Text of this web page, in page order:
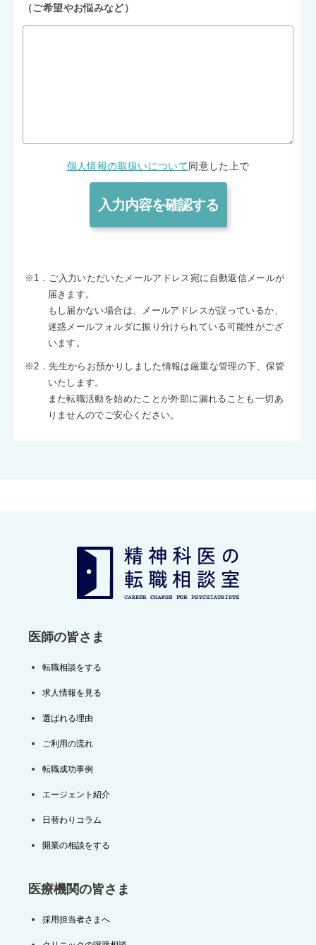
（ご希望やお悩みなど）
個人情報の取扱いについて 同意した上で
※1．ご入力いただいたメールアドレス宛に自動返信メールが
届きます。
もし届かない場合は、メールアドレスが誤っているか、
迷惑メールフォルダに振り分けられている可能性がござ
います。
※2．先生からお預かりしました情報は厳重な管理の下、保管
いたします。
また転職活動を始めたことが外部に漏れることも一切あ
りませんのでご安心ください。
医師の皆さま
転職相談をする
求人情報を見る
選ばれる理由
ご利用の流れ
転職成功事例
エージェント紹介
日替わりコラム
開業の相談をする
医療機関の皆さま
採用担当者さまへ